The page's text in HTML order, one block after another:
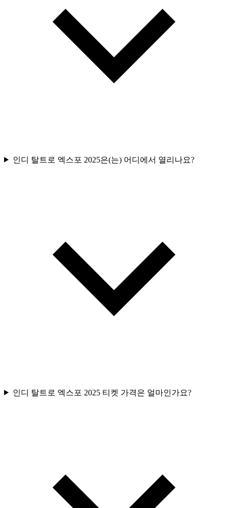
인디 탈트로 엑스포 2025은(는) 어디에서 열리나요?
인디 탈트로 엑스포 2025 티켓 가격은 얼마인가요?